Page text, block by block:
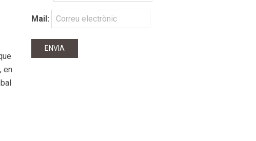
en
Mail: